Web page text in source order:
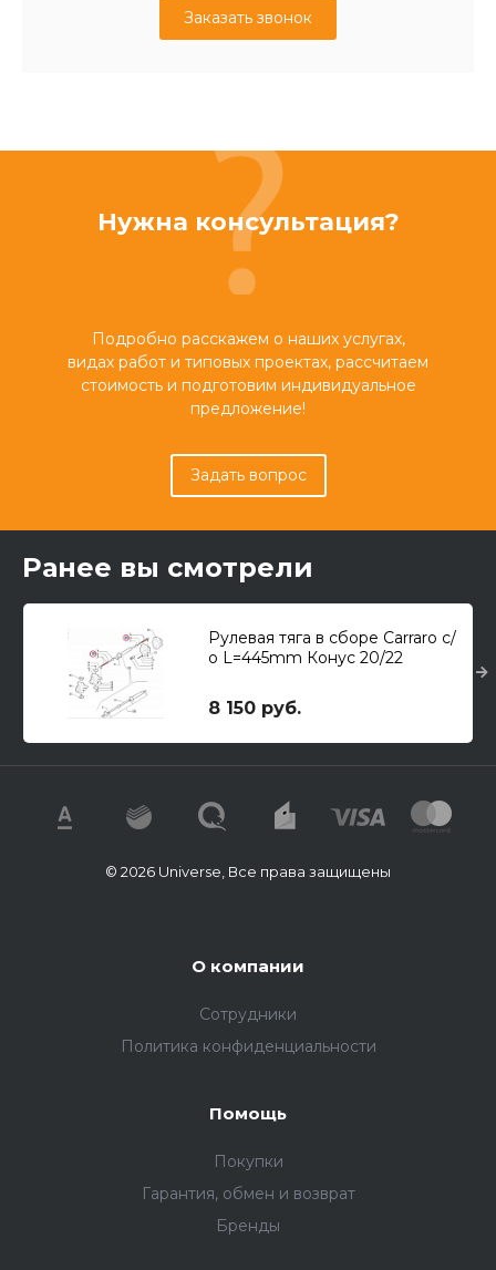
Заказать звонок
Нужна консультация?
Подробно расскажем о наших услугах,
видах работ и типовых проектах, рассчитаем
стоимость и подготовим индивидуальное
предложение!
Задать вопрос
Ранее вы смотрели
Рулевая тяга в сборе Carraro с/
о L=445mm Конус 20/22
8 150 руб.
© 2026 Universe, Все права защищены
О компании
Сотрудники
Политика конфиденциальности
Помощь
Покупки
Гарантия, обмен и возврат
Бренды